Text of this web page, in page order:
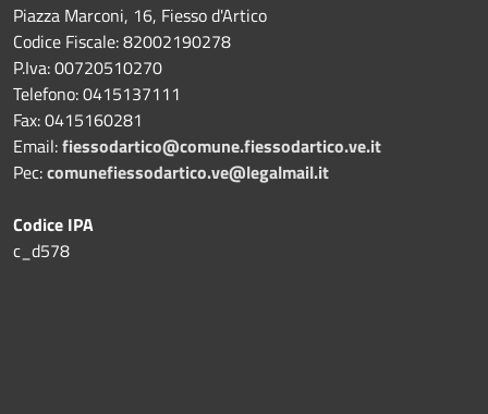
Piazza Marconi, 16, Fiesso d'Artico
Codice Fiscale: 82002190278
P.Iva: 00720510270
Telefono:0415137111
Fax:0415160281
Email:fiessodartico@comune.fiessodartico.ve.it
Pec:comunefiessodartico.ve@legalmail.it
Codice IPA
c_d578